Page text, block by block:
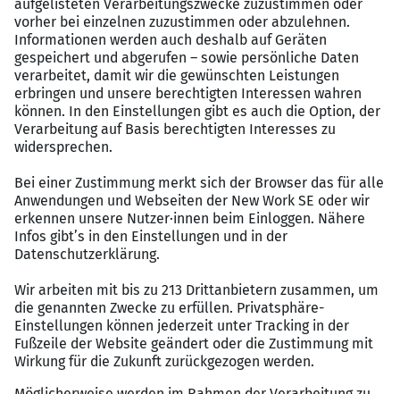
Freude an Mandantenkontakt und Verantwortung
Interesse an langfristiger Weiterentwicklung
Benefits
Das kannst du erwarten
Bis zu 75.000 € Jahresgehalt
Homeoffice-Möglichkeiten
Flexible Arbeitszeiten
Moderne digitale Kanzleien